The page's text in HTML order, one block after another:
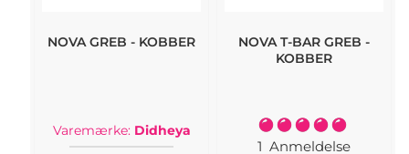
NOVA GREB - KOBBER
Varemærke: Didheya
NOVA T-BAR GREB -
KOBBER
Bedømmelse:
100%
1 Anmeldelse